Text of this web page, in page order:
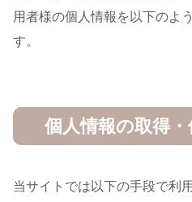
用者様の個人情報を以下のよ
す。
個人情報の取得
当サイトでは以下の手段で利